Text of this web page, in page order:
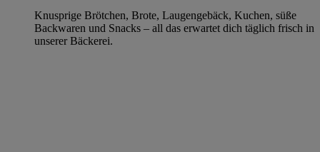
Knusprige Brötchen, Brote, Laugengebäck, Kuchen, süße
Backwaren und Snacks – all das erwartet dich täglich frisch in
unserer Bäckerei.